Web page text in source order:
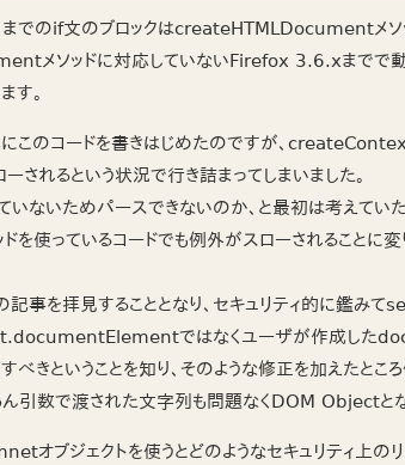
でのif文のブロックはcreateHTMLDocumentメ
メソッドに対応していないFirefox 3.6.xまでで
す。
このコードを書きはじめたのですが、
されるという状況で行き詰まってしまいました。
いないためパースできないのか、と最初は考えてい
使っているコードでも例外がスローされることに
事を拝見することとなり、セキュリティ的に鑑み
ではなくユーザが作成した
ということを知り、そのような修正を加えたとこ
ん引数で渡された文字列も問題なくDOM Objectとな
オブジェクトを使うとどのようなセキュリティ上の